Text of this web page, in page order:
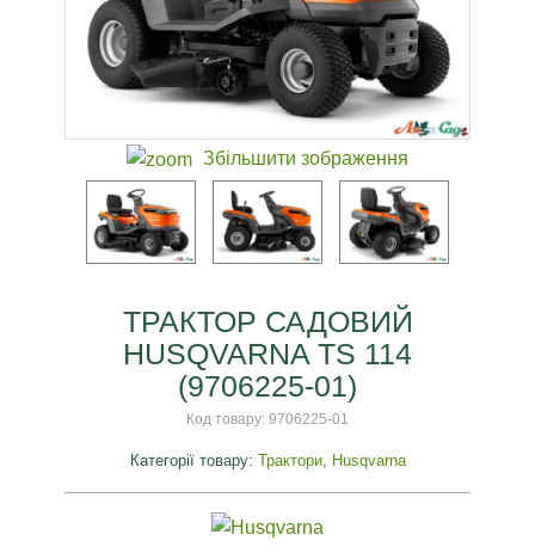
Збільшити зображення
ТРАКТОР САДОВИЙ
HUSQVARNA TS 114
(9706225-01)
Код товару: 9706225-01
Категорії товару: Трактори, Husqvarna